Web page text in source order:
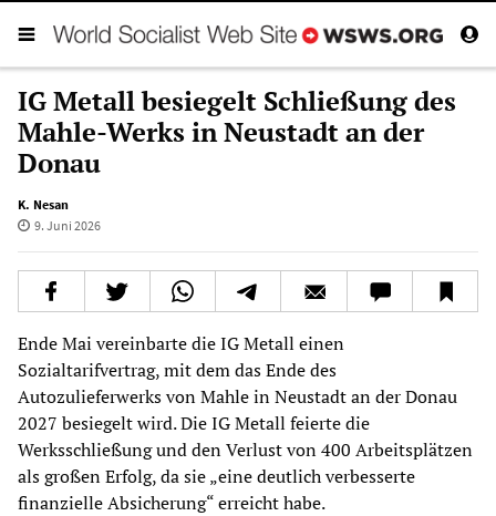
IG Metall besiegelt Schließung des
Mahle-Werks in Neustadt an der
Donau
K. Nesan
9. Juni 2026
Ende Mai vereinbarte die IG Metall einen
Sozialtarifvertrag, mit dem das Ende des
Autozulieferwerks von Mahle in Neustadt an der Donau
2027 besiegelt wird. Die IG Metall feierte die
Werksschließung und den Verlust von 400 Arbeitsplätzen
als großen Erfolg, da sie „eine deutlich verbesserte
finanzielle Absicherung“ erreicht habe.